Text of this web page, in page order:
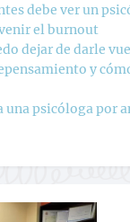
debe ver un
el burnout
dejar de darle
y
una psicóloga por